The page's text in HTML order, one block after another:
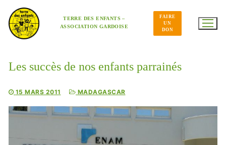
contenu
TERRE DES ENFANTS –
ASSOCIATION GARDOISE
FAIRE
UN
DON
Les succès de nos enfants parrainés
15 MARS 2011 MADAGASCAR